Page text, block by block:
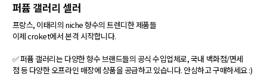
퍼퓸 갤러리 셀러
프랑스, 이태리의 niche 향수의 트렌디한 제품들
이제 croket에서 본격 시작합니다.
✅ 퍼퓸 갤러리는 다양한 향수 브랜드들의 공식 수입업체로, 국내 백화점/면세
점 등 다양한 오프라인 매장에 상품을 공급하고 있습니다. 안심하고 구매하세요 :)